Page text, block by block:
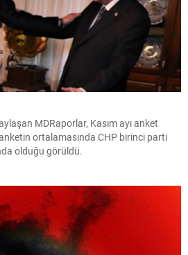
MDRaporlar, Kasım ayı anket
ortalamasında CHP birinci parti
olduğu görüldü.